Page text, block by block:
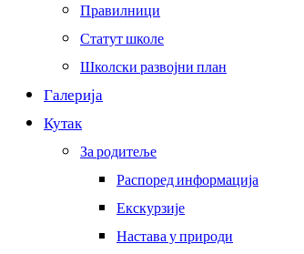
Правилници
Статут школе
Школски развојни план
Галерија
Кутак
За родитеље
Распоред информација
Екскурзије
Настава у природи